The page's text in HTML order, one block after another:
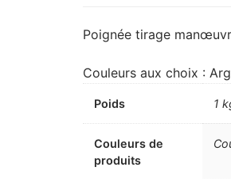
Poignée tirage
Couleurs aux choix :
Poids 1
Couleurs de
produits